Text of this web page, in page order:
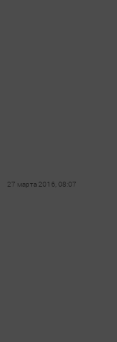
27 марта 2016, 08:07